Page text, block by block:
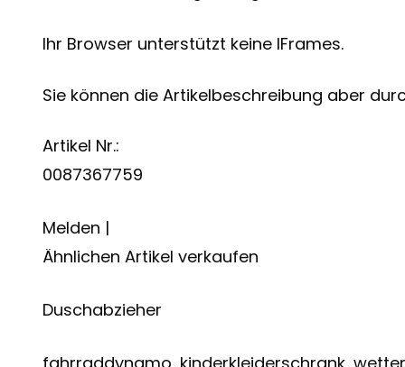
Ihr Browser unterstützt keine IFrames.
Sie können die Artikelbeschreibung aber
Artikel Nr.:
0087367759
Melden |
Ähnlichen Artikel verkaufen
Duschabzieher